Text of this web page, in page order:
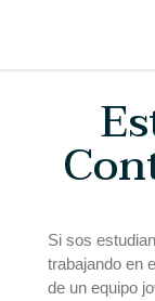
Si sos
trabajando en
de un equipo